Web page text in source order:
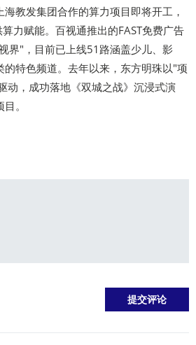
教发集团合作的算力项目即将开工，
力赋能。百视通推出的FAST免费广告
界"，目前已上线51路涵盖少儿、影
特色频道。去年以来，东方明珠以"项
动，成功落地《双城之战》沉浸式演
。